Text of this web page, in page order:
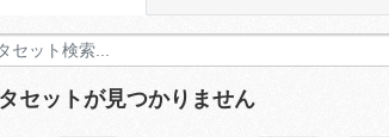
セットが見つかりません